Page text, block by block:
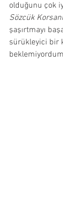
olduğunu çok
Sözcük Korsanı
şaşırtmayı
sürükleyici bir